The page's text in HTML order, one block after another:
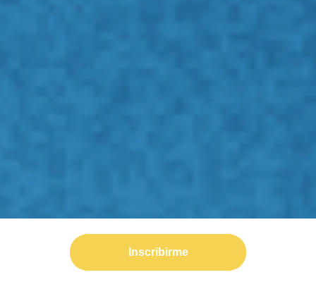
Inscribirme